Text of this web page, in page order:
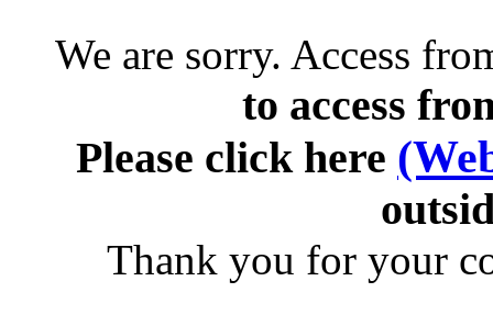
We are sorry. Access
to access
Please click here
Thank you for your